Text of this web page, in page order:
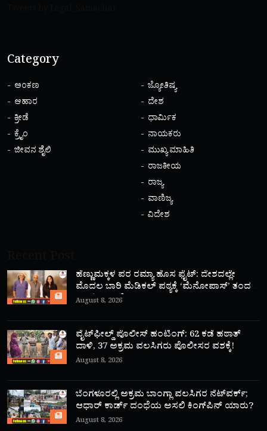
Category
ಅಂಕಣ
ಆಹಾರ
ಕ್ರೀಡೆ
ಕ್ರೈಂ
ಜೀವನ ಶೈಲಿ
ಜ್ಯೋತಿಷ್ಯ
ದೇಶ
ಧಾರ್ಮಿಕ
ನಾಯಕರು
ಮುಖ್ಯ ಮಾಹಿತಿ
ರಾಜಕೀಯ
ರಾಜ್ಯ
ವಾಣಿಜ್ಯ
ವಿದೇಶ
ಹೆಣ್ಣುಮಕ್ಕಳ ಪರ ರಮ್ಯಾ ಹೊಸ ಫೈಟ್: ದೇಶದಲ್ಲೇ
ಮೊದಲ ಬಾರಿ ಮೆಡಿಕಲ್ ಪಠ್ಯಕ್ಕೆ ‘ಮೆನೋಪಾಸ್’ ತಂದ
ಮಾಜಿ ಸಂಸದೆ!
August 8, 2026
ವೈಟ್‌ಫೀಲ್ಡ್ ಪೊಲೀಸ್ ಹಂಟಿಂಗ್: 62 ಕಡೆ ಹಠಾತ್
ದಾಳಿ, 37 ಅಕ್ರಮ ವಲಸಿಗರು ಪೊಲೀಸರ ವಶಕ್ಕೆ!
August 8, 2026
ಬೆಂಗಳೂರಲ್ಲಿ ಅಕ್ರಮ ಬಾಂಗ್ಲಾ ವಲಸಿಗರ ನೆಟ್‌ವರ್ಕ್;
ಆಧಾರ್ ಕಾರ್ಡ್ ದಂಧೆಯ ಅಸಲಿ ಕಿಂಗ್‌ಪಿನ್ ಯಾರು?
August 8, 2026